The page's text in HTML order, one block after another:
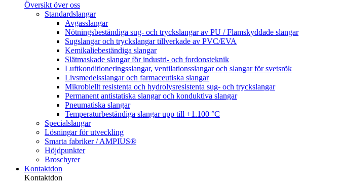
Översikt över oss
Standardslangar
Avgasslangar
Nötningsbeständiga sug- och tryckslangar av PU / Flamskyddade slangar
Sugslangar och tryckslangar tillverkade av PVC/EVA
Kemikaliebeständiga slangar
Slätmaskade slangar för industri- och fordonsteknik
Luftkonditioneringsslangar, ventilationsslangar och slangar för svetsrök
Livsmedelsslangar och farmaceutiska slangar
Mikrobiellt resistenta och hydrolysresistenta sug- och tryckslangar
Permanent antistatiska slangar och konduktiva slangar
Pneumatiska slangar
Temperaturbeständiga slangar upp till +1.100 °C
Specialslangar
Lösningar för utveckling
Smarta fabriker / AMPIUS®
Höjdpunkter
Broschyrer
Kontaktdon
Kontaktdon